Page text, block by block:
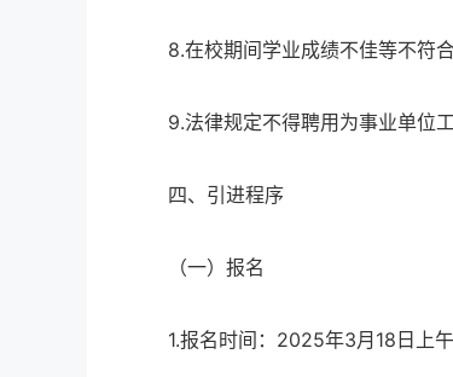
8.在校期间学业成绩不佳等不符合“
9.法律规定不得聘用为事业单位工
四、引进程序
（一）报名
1.报名时间：2025年3月18日上午